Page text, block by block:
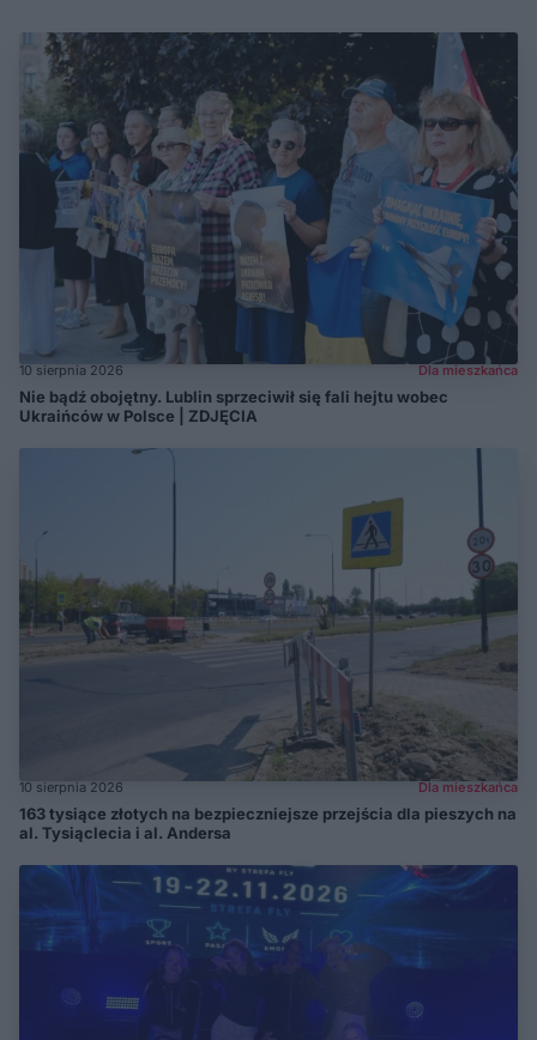
10 sierpnia 2026 Dla mieszkańca
Nie bądź obojętny. Lublin sprzeciwił się fali hejtu wobec
Ukraińców w Polsce | ZDJĘCIA
10 sierpnia 2026 Dla mieszkańca
163 tysiące złotych na bezpieczniejsze przejścia dla pieszych na
al. Tysiąclecia i al. Andersa